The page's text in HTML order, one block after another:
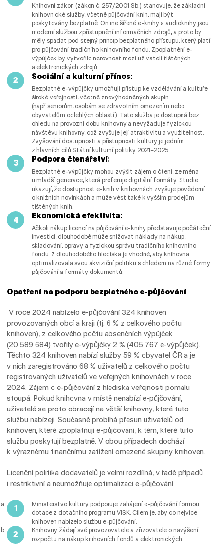
Knihovní zákon (zákon č. 257/2001 Sb.) stanovuje, že základní
knihovnické služby, včetně půjčování knih, mají být
poskytovány bezplatně. Online šířené e-knihy a audioknihy jsou
moderní službou zpřístupnění informačních zdrojů, a proto by
měly spadat pod stejný princip bezplatného přístupu, který platí
pro půjčování tradičního knihovního fondu. Zpoplatnění e-
výpůjček by vytvořilo nerovnost mezi uživateli tištěných
a elektronických zdrojů.
Sociální a kulturní přínos:
Bezplatné e-výpůjčky umožňují přístup ke vzdělávání a kultuře
široké veřejnosti, včetně znevýhodněných skupin
(např. seniorům, osobám se zdravotním omezením nebo
obyvatelům odlehlých oblastí). Tato služba je dostupná bez
ohledu na provozní dobu knihovny a nevyžaduje fyzickou
návštěvu knihovny, což zvyšuje její atraktivitu a využitelnost.
Zvyšování dostupnosti a přístupnosti kultury je jedním
z hlavních cílů Státní kulturní politiky 2021–2025.
Podpora čtenářství:
Bezplatné e-výpůjčky mohou zvýšit zájem o čtení, zejména
u mladší generace, která preferuje digitální formáty. Studie
ukazují, že dostupnost e-knih v knihovnách zvyšuje povědomí
o knižních novinkách a může vést také k vyšším prodejům
tištěných knih.
Ekonomická efektivita:
Ačkoli nákup licencí na půjčování e-knihy představuje počáteční
investici, dlouhodobě může snižovat náklady na nákup,
skladování, opravy a fyzickou správu tradičního knihovního
fondu. Z dlouhodobého hlediska je vhodné, aby knihovna
optimalizovala svou akviziční politiku s ohledem na různé formy
půjčování a formáty dokumentů.
Opatření na podporu bezplatného e-půjčování
V roce 2024 nabízelo e-půjčování 324 knihoven
provozovaných obcí a kraji (tj. 6 % z celkového počtu
knihoven), z celkového počtu absenčních výpůjček
(20 589 684) tvořily e-výpůjčky 2 % (405 767 e-výpůjček).
Těchto 324 knihoven nabízí služby 59 % obyvatel ČR a je
v nich zaregistrováno 68 % uživatelů z celkového počtu
registrovaných uživatelů ve veřejných knihovnách v roce
2024. Zájem o e-půjčování z hlediska veřejnosti pomalu
stoupá. Pokud knihovna v místě nenabízí e-půjčování,
uživatelé se proto obracejí na větší knihovny, které tuto
službu nabízejí. Současně probíhá přesun uživatelů od
knihoven, které zpoplatňují e-půjčování, k těm, které tuto
službu poskytují bezplatně. V obou případech dochází
k výraznému finančnímu zatížení omezené skupiny knihoven.
Licenční politika dodavatelů je velmi rozdílná, v řadě případů
i restriktivní a neumožňuje optimalizaci e-půjčování.
Ministerstvo kultury podporuje zahájení e-půjčování formou
dotace z dotačního programu VISK. Cílem je, aby co nejvíce
knihoven nabízelo službu e-půjčování.
Knihovny žádají své provozovatele a zřizovatele o navýšení
rozpočtu na nákup knihovních fondů a elektronických